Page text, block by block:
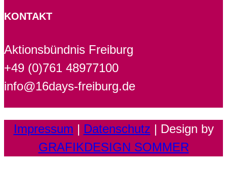
KONTAKT
Aktionsbündnis Freiburg
+49 (0)761 48977100
info@16days-freiburg.de
Impressum | Datenschutz | Design by
GRAFIKDESIGN SOMMER